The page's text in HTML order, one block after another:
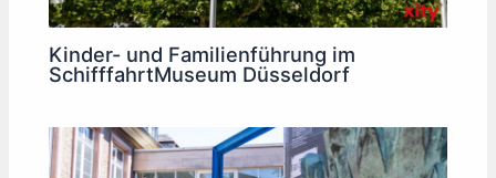
Kinder- und Familienführung im
SchifffahrtMuseum Düsseldorf